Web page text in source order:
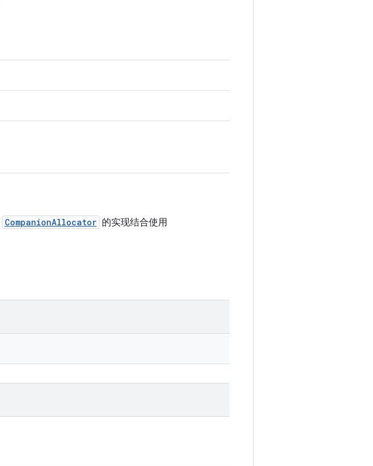
CompanionAllocator 的实现结合使用